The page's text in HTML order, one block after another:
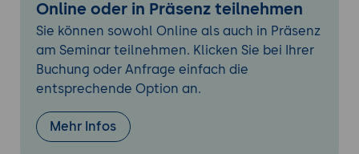
Erstellung interaktiver Dashboards.
Filterung und Drill-Down-Funktionen in der
Visualisierung.
Geografische Datenvisualisierung:
Daten.
Verwendung von Choroplethenkarten und
Online oder in Präsenz teilnehmen
Sie können sowohl Online als auch in Präsenz
am Seminar teilnehmen. Klicken Sie bei Ihrer
Buchung oder Anfrage einfach die
entsprechende Option an.
Mehr Infos